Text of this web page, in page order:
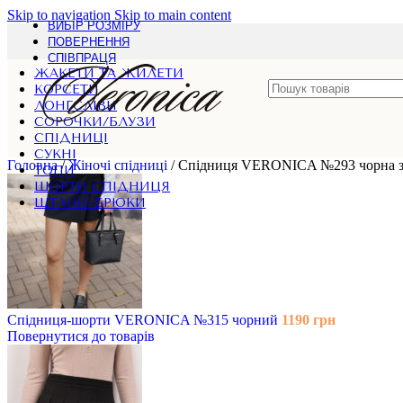
Skip to navigation Skip to main content
ВИБІР РОЗМІРУ
ПОВЕРНЕННЯ
СПІВПРАЦЯ
ЖАКЕТИ ТА ЖИЛЕТИ
КОРСЕТИ
ЛОНГСЛІВИ
СОРОЧКИ/БЛУЗИ
СПІДНИЦІ
СУКНІ
ТОПИ
ШОРТИ-СПІДНИЦЯ
ШТАНИ/БРЮКИ
Головна/ Жіночі спідниці / Спідниця VERONICA №293 чорна з
Спідниця-шорти VERONICA №315 чорний 1190 грн
Повернутися до товарів